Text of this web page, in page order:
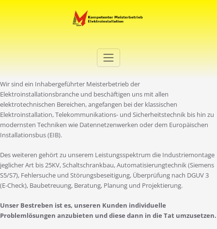
Elektro Martini
Wir sind ein Inhabergeführter Meisterbetrieb der
Elektroinstallationsbranche und beschäftigen uns mit allen
elektrotechnischen Bereichen, angefangen bei der klassischen
Elektroinstallation, Telekommunikations- und Sicherheitstechnik bis hin zu
modernsten Techniken wie Datennetzenwerken oder dem Europäischen
Installationsbus (EIB).
Des weiteren gehört zu unserem Leistungsspektrum die Industriemontage
jeglicher Art bis 25KV, Schaltschrankbau, Automatisierungtechnik (Siemens
S5/S7), Fehlersuche und Störungsbeseitigung, Überprüfung nach DGUV 3
(E-Check), Baubetreuung, Beratung, Planung und Projektierung.
Unser Bestreben ist es, unseren Kunden individuelle
Problemlösungen anzubieten und diese dann in die Tat umzusetzen.